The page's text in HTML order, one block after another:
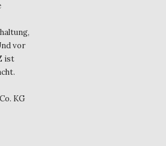
vor
ist
KG